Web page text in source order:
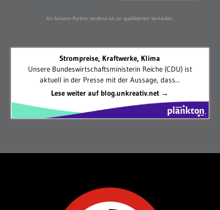
Als Amazon-Partner verdiene ich an qualifizierten Verkäufen.
Strompreise, Kraftwerke, Klima
Unsere Bundeswirtschaftsministerin Reiche (CDU) ist
aktuell in der Presse mit der Aussage, dass...
Lese weiter auf blog.unkreativ.net →